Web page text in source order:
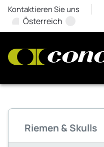
Kontaktieren Sie uns
Österreich
Riemen & Skulls